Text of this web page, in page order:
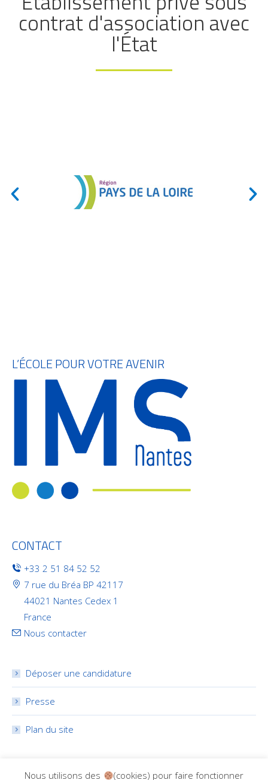
contrat d'association avec
l'État
L’ÉCOLE POUR VOTRE AVENIR
CONTACT
+33 2 51 84 52 52
7 rue du Bréa BP 42117
44021 Nantes Cedex 1
France
Nous contacter
Déposer une candidature
Presse
Plan du site
RÉSEAUX SOCIAUX
Nous utilisons des (cookies) pour faire fonctionner